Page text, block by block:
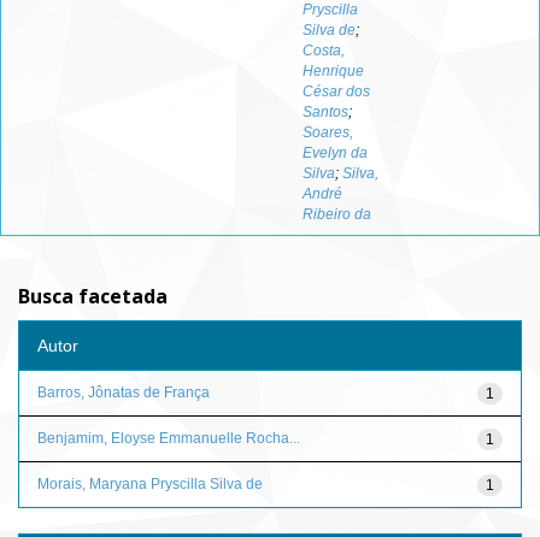
Pryscilla
Silva de;
Costa,
Henrique
César dos
Santos;
Soares,
Evelyn da
Silva; Silva,
André
Ribeiro da
Busca facetada
Autor
1
Barros, Jônatas de França
1
Benjamim, Eloyse Emmanuelle Rocha...
1
Morais, Maryana Pryscilla Silva de